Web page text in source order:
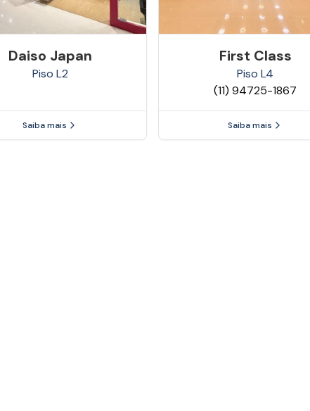
Daiso Japan
Piso L2
Saiba mais
First Class
Piso L4
(11) 94725-1867
Saiba mais